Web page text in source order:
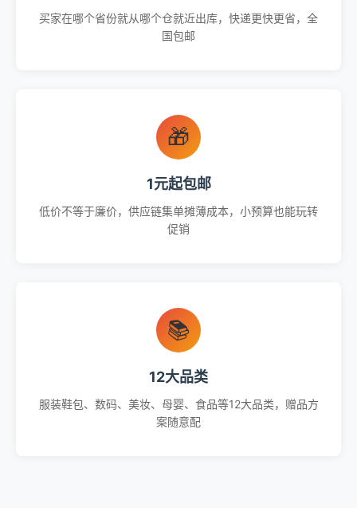
买家在哪个省份就从哪个仓就近出库，快递更快更省，全
国包邮
🎁
1元起包邮
低价不等于廉价，供应链集单摊薄成本，小预算也能玩转
促销
📚
12大品类
服装鞋包、数码、美妆、母婴、食品等12大品类，赠品方
案随意配